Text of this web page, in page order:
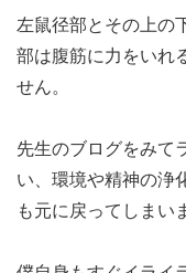
左鼠径部とその上の
部は腹筋に力をいれ
せん。
先生のブログをみて
い、環境や精神の浄
も元に戻ってしまい